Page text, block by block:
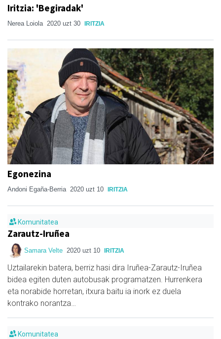
Iritzia: 'Begiradak'
Nerea Loiola 2020 uzt 30 IRITZIA
Egonezina
Andoni Egaña-Berria 2020 uzt 10 IRITZIA
Komunitatea
Zarautz-Iruñea
Samara Velte 2020 uzt 10 IRITZIA
Uztailarekin batera, berriz hasi dira Iruñea-Zarautz-Iruñea
bidea egiten duten autobusak programatzen. Hurrenkera
eta norabide horretan, itxura baitu ia inork ez duela
kontrako norantza…
Komunitatea